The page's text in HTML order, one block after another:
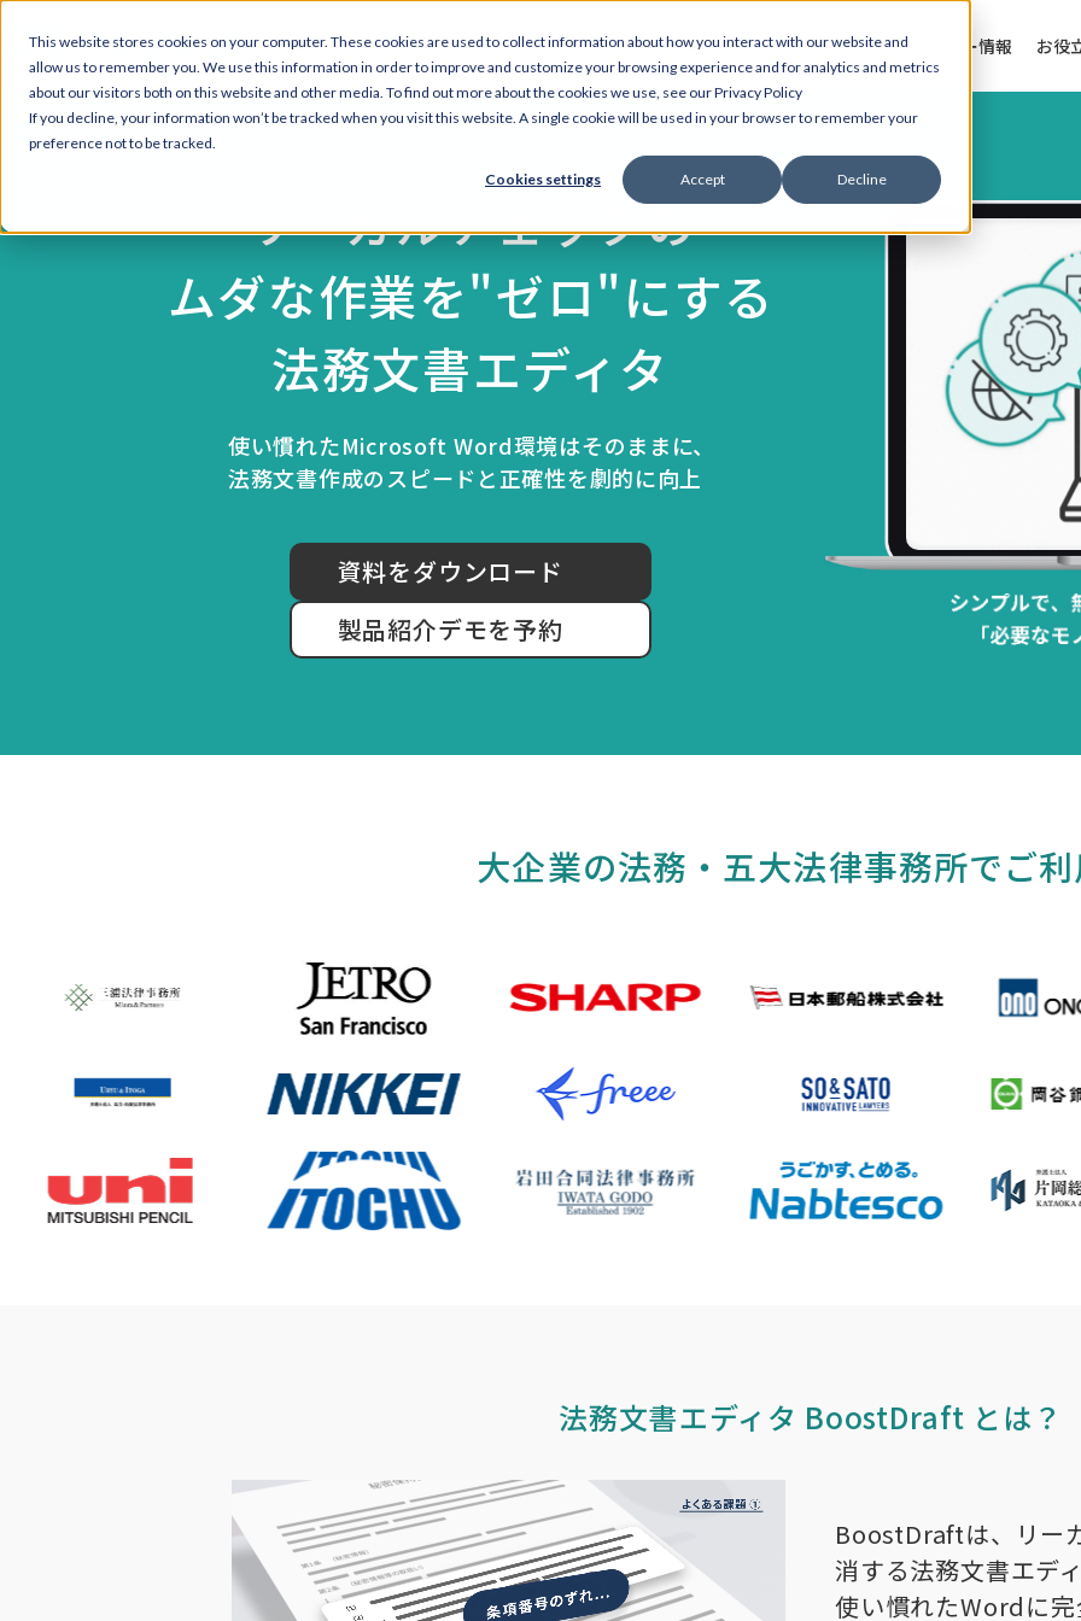
This website stores cookies on your computer. These cookies are used to collect information about how you interact with our website and
allow us to remember you. We use this information in order to improve and customize your browsing experience and for analytics and metrics
about our visitors both on this website and other media. To find out more about the cookies we use, see our Privacy Policy
If you decline, your information won’t be tracked when you visit this website. A single cookie will be used in your browser to remember your
preference not to be tracked.
Cookies settings Accept Decline
機能と特長 料金 導入事例 セミナー情報 お役
リーガルチェックの
ムダな作業を"ゼロ"にする
法務文書エディタ
使い慣れたMicrosoft Word環境はそのままに、
法務文書作成のスピードと正確性を劇的に向上
資料をダウンロード
製品紹介デモを予約
大企業の法務・五大法律事務所でご
法務文書エディタ BoostDraft とは？
BoostDraftは、リー
消する法務文書エデ
使い慣れたWordに